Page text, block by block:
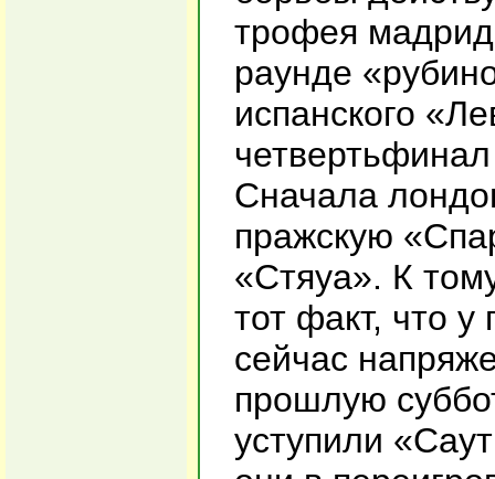
трофея
раунде
испанского
Сначала
пражскую
«Стяуа». К
тот факт, что
сейчас
прошлую
уступили